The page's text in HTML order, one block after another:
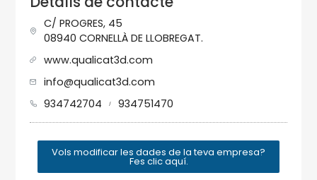
C/ PROGRES, 45
08940 CORNELLÀ DE LLOBREGAT.
www.qualicat3d.com
info@qualicat3d.com
934742704
/ 934751470
Vols modificar les dades de la teva empresa?
Fes clic aquí.